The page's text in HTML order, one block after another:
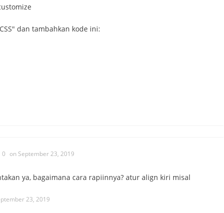
dan tambahkan kode ini:
0 on September 23, 2019
ya, bagaimana cara rapiinnya? atur align kiri misal
23, 2019